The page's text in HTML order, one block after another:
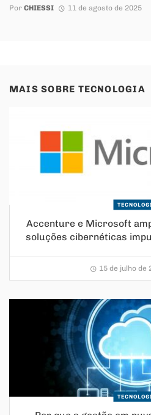
Por CHIESSI 11 de agosto de 2025
MAIS SOBRE TECNOLOGIA
Accenture e Microsoft
soluções cibernéticas
15 de julho de